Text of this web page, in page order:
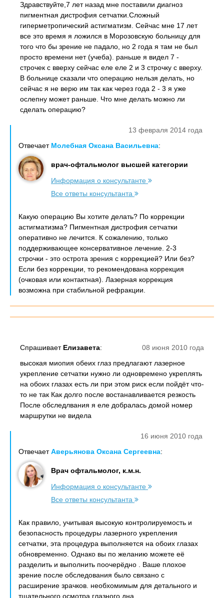
Здравствуйте,7 лет назад мне поставили диагноз
пигментная дистрофия сетчатки.Сложный
гиперметропический астигматизм. Сейчас мне 17 лет
все это время я ложился в Морозовскую больницу для
того что бы зрение не падало, но 2 года я там не был
просто времени нет (учеба). раньше я видел 7 -
строчек с вверху сейчас еле еле 2 и 3 строчку с вверху.
В больнице сказали что операцию нельзя делать, но
сейчас я не верю им так как через года 2 - 3 я уже
ослепну может раньше. Что мне делать можно ли
сделать операцию?
13 февраля 2014 года
Отвечает Молебная Оксана Васильевна:
врач-офтальмолог высшей категории
Информация о консультанте
Все ответы консультанта
Какую операцию Вы хотите делать? По коррекции
астигматизма? Пигментная дистрофия сетчатки
оперативно не лечится. К сожалению, только
поддерживающее консервативное лечение. 2-3
строчки - это острота зрения с коррекцией? Или без?
Если без коррекции, то рекомендована коррекция
(очковая или контактная). Лазерная коррекция
возможна при стабильной рефракции.
08 июня 2010 года
Спрашивает Елизавета:
высокая миопия обеих глаз предлагают лазерное
укрепление сетчатки нужно ли одновремено укреплять
на обоих глазах есть ли при этом риск если пойдёт что-
то не так Как долго после востанавливается резкость
После обследлвания я еле добралась домой номер
маршрутки не видела
16 июня 2010 года
ОтвечаетАверьянова Оксана Сергеевна:
Врач офтальмолог, к.м.н.
Информация о консультанте
Все ответы консультанта
Как правило, учитывая высокую контролируемость и
безопасность процедуры лазерного укрепления
сетчатки, эта процедура выполняется на обоих глазах
обновременно. Однако вы по желанию можете её
разделить и выполнить поочерёдно . Ваше плохое
зрение после обследования было связано с
расширение зрачков. необхомимым для детального и
тщательного осмотра глазного дна.